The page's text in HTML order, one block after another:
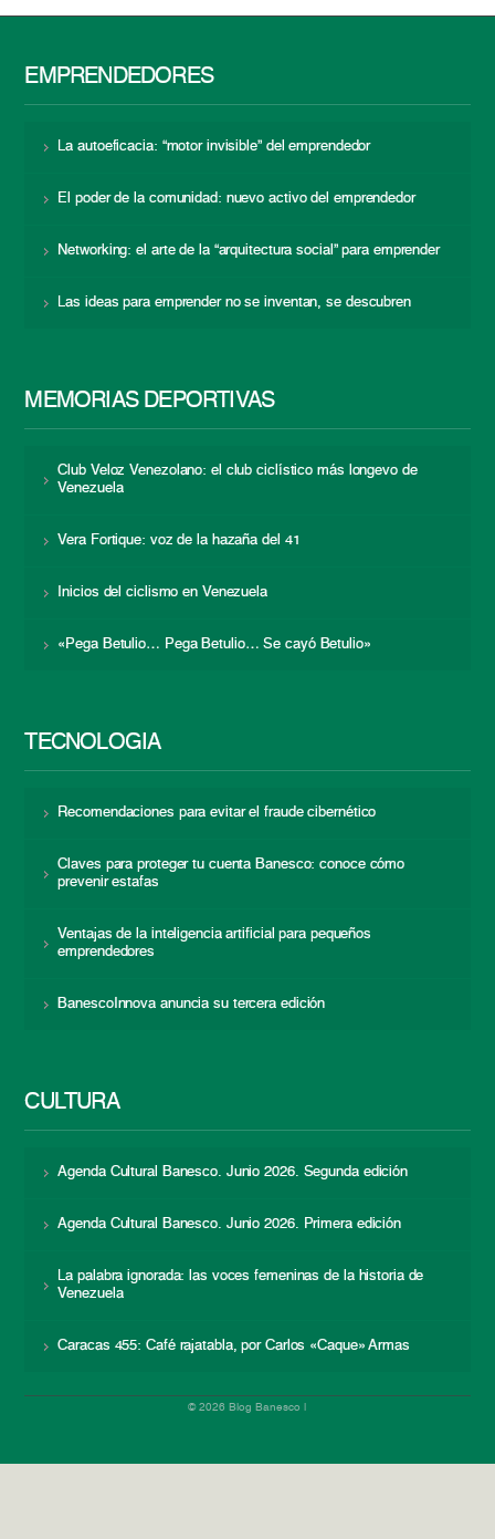
EMPRENDEDORES
La autoeficacia: “motor invisible” del emprendedor
El poder de la comunidad: nuevo activo del emprendedor
Networking: el arte de la “arquitectura social” para emprender
Las ideas para emprender no se inventan, se descubren
MEMORIAS DEPORTIVAS
Club Veloz Venezolano: el club ciclístico más longevo de
Venezuela
Vera Fortique: voz de la hazaña del 41
Inicios del ciclismo en Venezuela
«Pega Betulio… Pega Betulio… Se cayó Betulio»
TECNOLOGÍA
Recomendaciones para evitar el fraude cibernético
Claves para proteger tu cuenta Banesco: conoce cómo
prevenir estafas
Ventajas de la inteligencia artificial para pequeños
emprendedores
BanescoInnova anuncia su tercera edición
CULTURA
Agenda Cultural Banesco. Junio 2026. Segunda edición
Agenda Cultural Banesco. Junio 2026. Primera edición
La palabra ignorada: las voces femeninas de la historia de
Venezuela
Caracas 455: Café rajatabla, por Carlos «Caque» Armas
© 2026 Blog Banesco |